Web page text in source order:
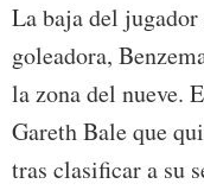
La baja del
goleadora,
la zona del nueve.
Gareth Bale que
tras clasificar a su